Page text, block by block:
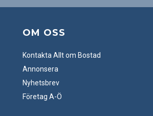
OM OSS
Kontakta Allt om Bostad
Annonsera
Nyhetsbrev
Företag A-Ö